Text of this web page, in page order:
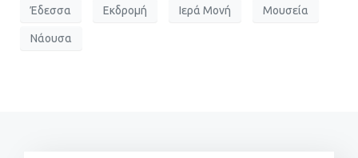
Έδεσσα Εκδρομή Ιερά Μονή Μουσεία
Νάουσα